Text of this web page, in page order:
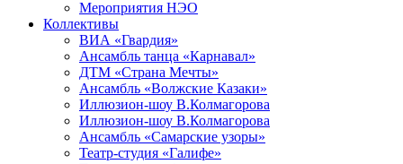
Мероприятия НЭО
Коллективы
ВИА «Гвардия»
Ансамбль танца «Карнавал»
ДТМ «Страна Мечты»
Ансамбль «Волжские Казаки»
Иллюзион-шоу В.Колмагорова
Иллюзион-шоу В.Колмагорова
Ансамбль «Самарские узоры»
Театр-студия «Галифе»